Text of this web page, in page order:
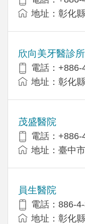
地址：彰化
欣向美牙醫診所
電話：+886-
地址：彰化
茂盛醫院
電話：+886-
地址：臺中
員生醫院
電話：886-
地址：彰化